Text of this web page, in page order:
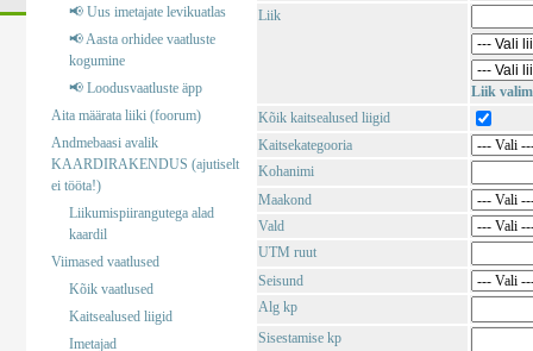
📢 Uus imetajate levikuatlas
📢 Aasta orhidee vaatluste
kogumine
📢 Loodusvaatluste äpp
Aita määrata liiki (foorum)
Andmebaasi avalik
KAARDIRAKENDUS (ajutiselt
ei tööta!)
Liikumispiirangutega alad
kaardil
Viimased vaatlused
Kõik vaatlused
Kaitsealused liigid
Imetajad
Liik
Liik
Kõik kaitsealused liigid
Kaitsekategooria
Kohanimi
Maakond
Vald
UTM ruut
Seisund
Alg kp
Sisestamise kp